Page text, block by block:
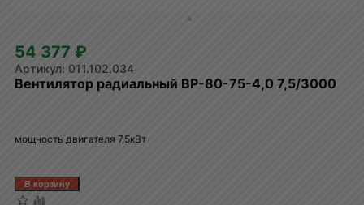
54 377 ₽
011.102.034
Вентилятор радиальный ВР-80-75-4,0 7,5/3000
мощность двигателя 7,5кВт